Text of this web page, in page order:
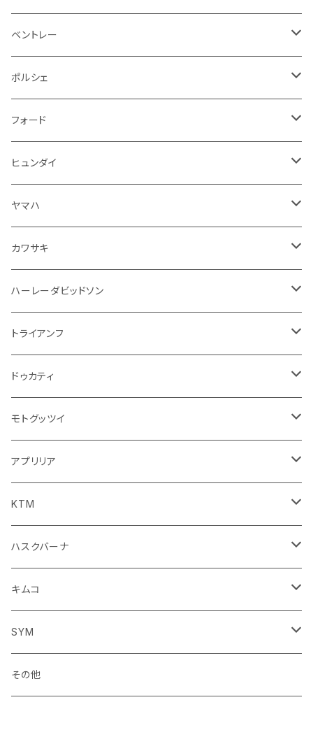
ステアリングホイールカバー
修理ツール
運転席周り
アームレスト
ドア回り
ホーン
キーホルダー
収納用品
灰皿・ゴミ箱
インテリアパネル
ドリンクホルダー
携帯・スマホホルダー
ステッカー
ダッシュボード
外装系
スポイラー系
シートカバー
その他
その他
ケーブル系
排気系
ガスケット
通信系
吸気系
エアフィルター
その他
冷却系
ラジエーター
その他
シフトノブ
運転席周り
ドア回り
アームレスト
ライト系
ウインカー
トランクマット
フロアマット
ベントレー
フロアマット
外装
グリル
ポルシェ
フロアマット
その他
フォード
フロアマット
ダッシュボード
ドア回り
エンジン系
オイル系
その他
フロントガラス回り
ワイパー
リアガラス回り
ライト系
フォグランプ
ミラー系
足回り
サスペンション
ヒュンダイ
フロアマット
ヤマハ
電装系
ウインカー
モーター系
ミラー
ブレーキ系
クラッチブレーキレバー
駆動系
その他
フェンダー系
足回り
サスペンション
カワサキ
ミラー
ハンドル系
足回り
サスペンション
タンク系
キャップ
ブレーキ系
ブレーキ・クラッチレバー
ハーレーダビッドソン
ミラー
トライアンフ
ミラー
ドゥカティ
ミラー
その他
ブレーキ系
ブレーキクラッチレバー
フェンダー系
モトグッツイ
ミラー
アプリリア
ミラー
ブレーキ系
クラッチブレーキレバー
フェンダー系
KTM
ミラー
ハスクバーナ
ミラー
キムコ
ミラー
SYM
ミラー
その他